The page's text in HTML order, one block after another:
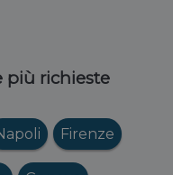
più richieste
Firenze